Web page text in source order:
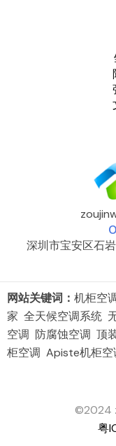
深圳市宝安区石
网站关键词： 机柜空
家 全天候空调系统
空调 防腐蚀空调 顶
柜空调 Apiste机柜
©2024
粤